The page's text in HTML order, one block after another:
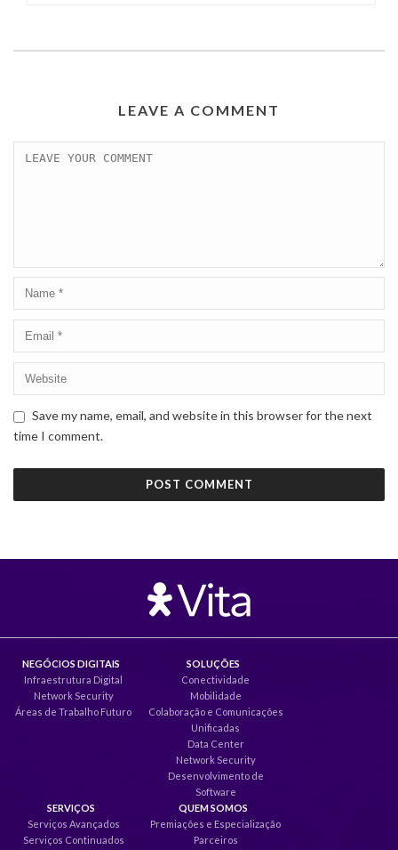
LEAVE A COMMENT
Save my name, email, and website in this browser for the next
time I comment.
NEGÓCIOS DIGITAIS
Infraestrutura Digital
Network Security
Áreas de Trabalho Futuro
SOLUÇÕES
Conectividade
Mobilidade
Colaboração e Comunicações
Unificadas
Data Center
Network Security
Desenvolvimento de
Software
SERVIÇOS
Serviços Avançados
Serviços Continuados
QUEM SOMOS
Premiações e Especialização
Parceiros